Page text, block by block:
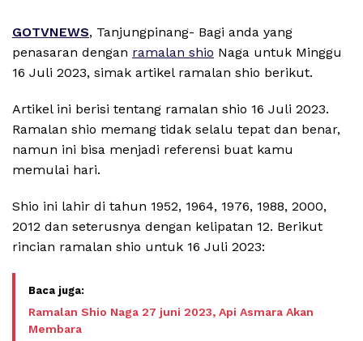
GOTVNEWS, Tanjungpinang- Bagi anda yang
penasaran dengan ramalan shio Naga untuk Minggu
16 Juli 2023, simak artikel ramalan shio berikut.
Artikel ini berisi tentang ramalan shio 16 Juli 2023.
Ramalan shio memang tidak selalu tepat dan benar,
namun ini bisa menjadi referensi buat kamu
memulai hari.
Shio ini lahir di tahun 1952, 1964, 1976, 1988, 2000,
2012 dan seterusnya dengan kelipatan 12. Berikut
rincian ramalan shio untuk 16 Juli 2023:
Ramalan Shio Naga 27 juni 2023, Api Asmara Akan
Membara